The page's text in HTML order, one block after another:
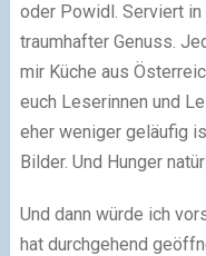
oder Powidl. Serviert
traumhafter Genuss.
mir Küche aus
euch Leserinnen und
eher weniger geläufig
Bilder. Und Hunger
Und dann würde ich
hat durchgehend